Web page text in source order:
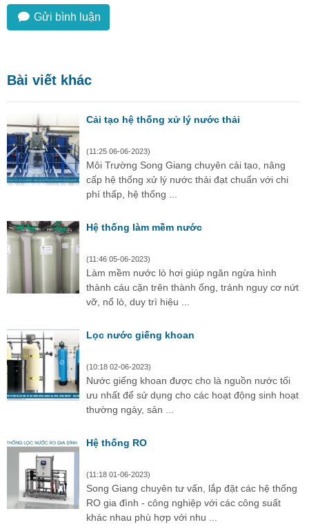
Gửi bình luận
Bài viết khác
Cải tạo hệ thống xử lý nước thải
(11:25 06-06-2023)
Môi Trường Song Giang chuyên cải tạo, nâng
cấp hệ thống xử lý nước thải đạt chuẩn với chi
phí thấp, hệ thống ...
Hệ thống làm mềm nước
(11:46 05-06-2023)
Làm mềm nước lò hơi giúp ngăn ngừa hình
thành cáu cặn trên thành ống, tránh nguy cơ nứt
vỡ, nổ lò, duy trì hiệu ...
Lọc nước giếng khoan
(10:18 02-06-2023)
Nước giếng khoan được cho là nguồn nước tối
ưu nhất để sử dụng cho các hoạt động sinh hoạt
thường ngày, sản ...
Hệ thống RO
(11:18 01-06-2023)
Song Giang chuyên tư vấn, lắp đặt các hệ thống
RO gia đình - công nghiệp với các công suất
khác nhau phù hợp với nhu ...